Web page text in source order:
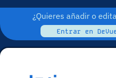
¿Quieres añadir o
Entrar en